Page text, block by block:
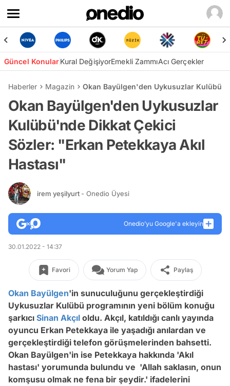
Güncel KonularKural DeğişiyorEmekli ZammıAcı Gerçekler
Haberler Magazin Okan Bayülgen'den Uykusuzlar
Okan Bayülgen'den Uykusuzlar
Kulübü'nde Dikkat Çekici
Sözler: "Erkan Petekkaya Akıl
Hastası"
irem yeşilyurt - Onedio Üyesi
Onedio’yu Google'a ekleyin
30.01.2022 - 14:37
Favori Yorum Yap Paylaş
Okan Bayülgen'in sunuculuğunu gerçekleştirdiği
Uykusuzlar Kulübü programının yeni bölüm konuğu
şarkıcı Sinan Akçıl oldu. Akçıl, katıldığı canlı yayında
oyuncu Erkan Petekkaya ile yaşadığı anılardan ve
gerçekleştirdiği telefon görüşmelerinden bahsetti.
Okan Bayülgen'in ise Petekkaya hakkında 'Akıl
hastası' yorumunda bulundu ve 'Allah saklasın, onun
komşusu olmak ne fena bir şeydir.' ifadelerini